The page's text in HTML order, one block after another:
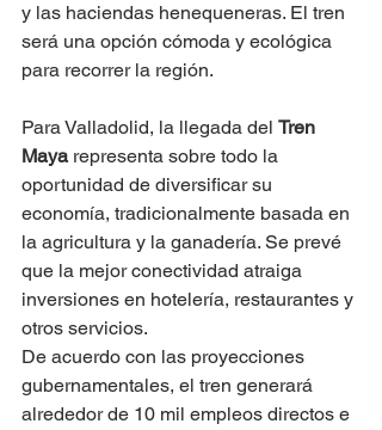
y las haciendas henequeneras. El tren
será una opción cómoda y ecológica
para recorrer la región.
Para Valladolid, la llegada del Tren
Maya representa sobre todo la
oportunidad de diversificar su
economía, tradicionalmente basada en
la agricultura y la ganadería. Se prevé
que la mejor conectividad atraiga
inversiones en hotelería, restaurantes y
otros servicios.
De acuerdo con las proyecciones
gubernamentales, el tren generará
alrededor de 10 mil empleos directos e